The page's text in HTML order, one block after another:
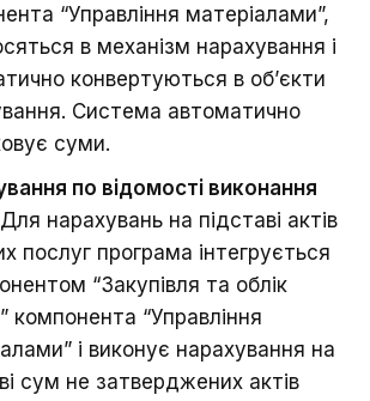
“Управління матеріалами”,
в механізм нарахування і
конвертуються в об’єкти
Система автоматично
суми.
по відомості виконання
Для нарахувань на підставі актів
послуг програма інтегрується
“Закупівля та облік
компонента “Управління
і виконує нарахування на
сум не затверджених актів